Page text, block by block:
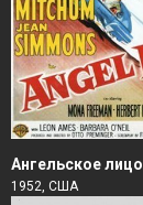
Ангельское лицо
1952, США